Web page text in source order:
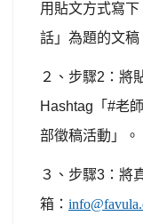
用貼文方式寫
話」為題的文稿
２、步驟2 ：將
Hashtag 「 #老
部徵稿活動」。
３、步驟3 ：將
箱：